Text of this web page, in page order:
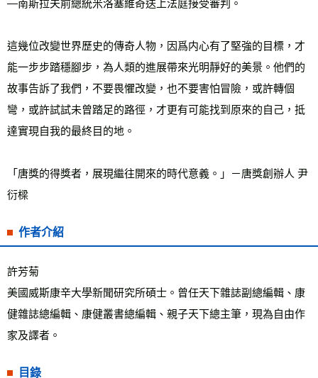
—南斯拉夫前總統米洛塞維奇送上法庭接受審判。
這幾位改變世界歷史的傳奇人物，因爲内心有了堅強的目標，才
能一步步踏穩腳步，為人類的進展帶來光明靜好的美景。他們的
故事告訴了我們，不要畏懼改變，也不要害怕冒險，或許轉個
彎，或許試試未曾踏足的路徑，才更有可能找到原來的自己，抵
達實現自我的最終目的地。
「唐獎的得獎者，展現繼往開來的時代意義。」－唐獎創辦人 尹
衍樑
作者介紹
許芳菊
美國威斯康辛大學新聞研究所碩士。曾任天下雜誌副總編輯、康
健雜誌總編輯、康健叢書總編輯、親子天下總主筆，現為自由作
家及譯者。
目錄